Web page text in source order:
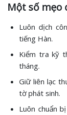
Một số
Luôn dịch
tiếng Hàn.
Kiểm tra kỹ
tháng.
Giữ liên lạc
tờ phát sinh.
Luôn chuẩn